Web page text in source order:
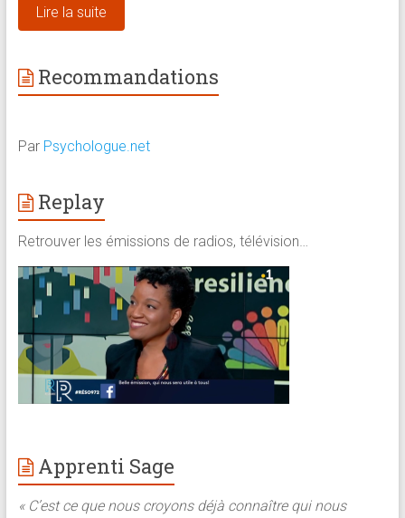
Lire la suite
Recommandations
Par Psychologue.net
Replay
Retrouver les émissions de radios, télévision…
Apprenti Sage
« C’est ce que nous croyons déjà connaître qui nous